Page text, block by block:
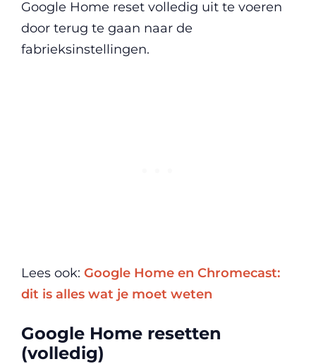
Google Home reset volledig uit te voeren
door terug te gaan naar de
fabrieksinstellingen.
Lees ook: Google Home en Chromecast:
dit is alles wat je moet weten
Google Home resetten
(volledig)